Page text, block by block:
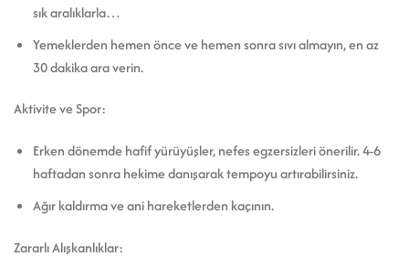
sık aralıklarla…
Yemeklerden hemen önce ve hemen sonra sıvı almayın, en az
30 dakika ara verin.
Aktivite ve Spor:
Erken dönemde hafif yürüyüşler, nefes egzersizleri önerilir. 4-6
haftadan sonra hekime danışarak tempoyu artırabilirsiniz.
Ağır kaldırma ve ani hareketlerden kaçının.
Zararlı Alışkanlıklar: